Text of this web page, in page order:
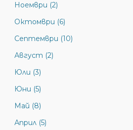
Ноември (2)
Октомври (6)
Септември (10)
Август (2)
Юли (3)
Юни (5)
Май (8)
Април (5)